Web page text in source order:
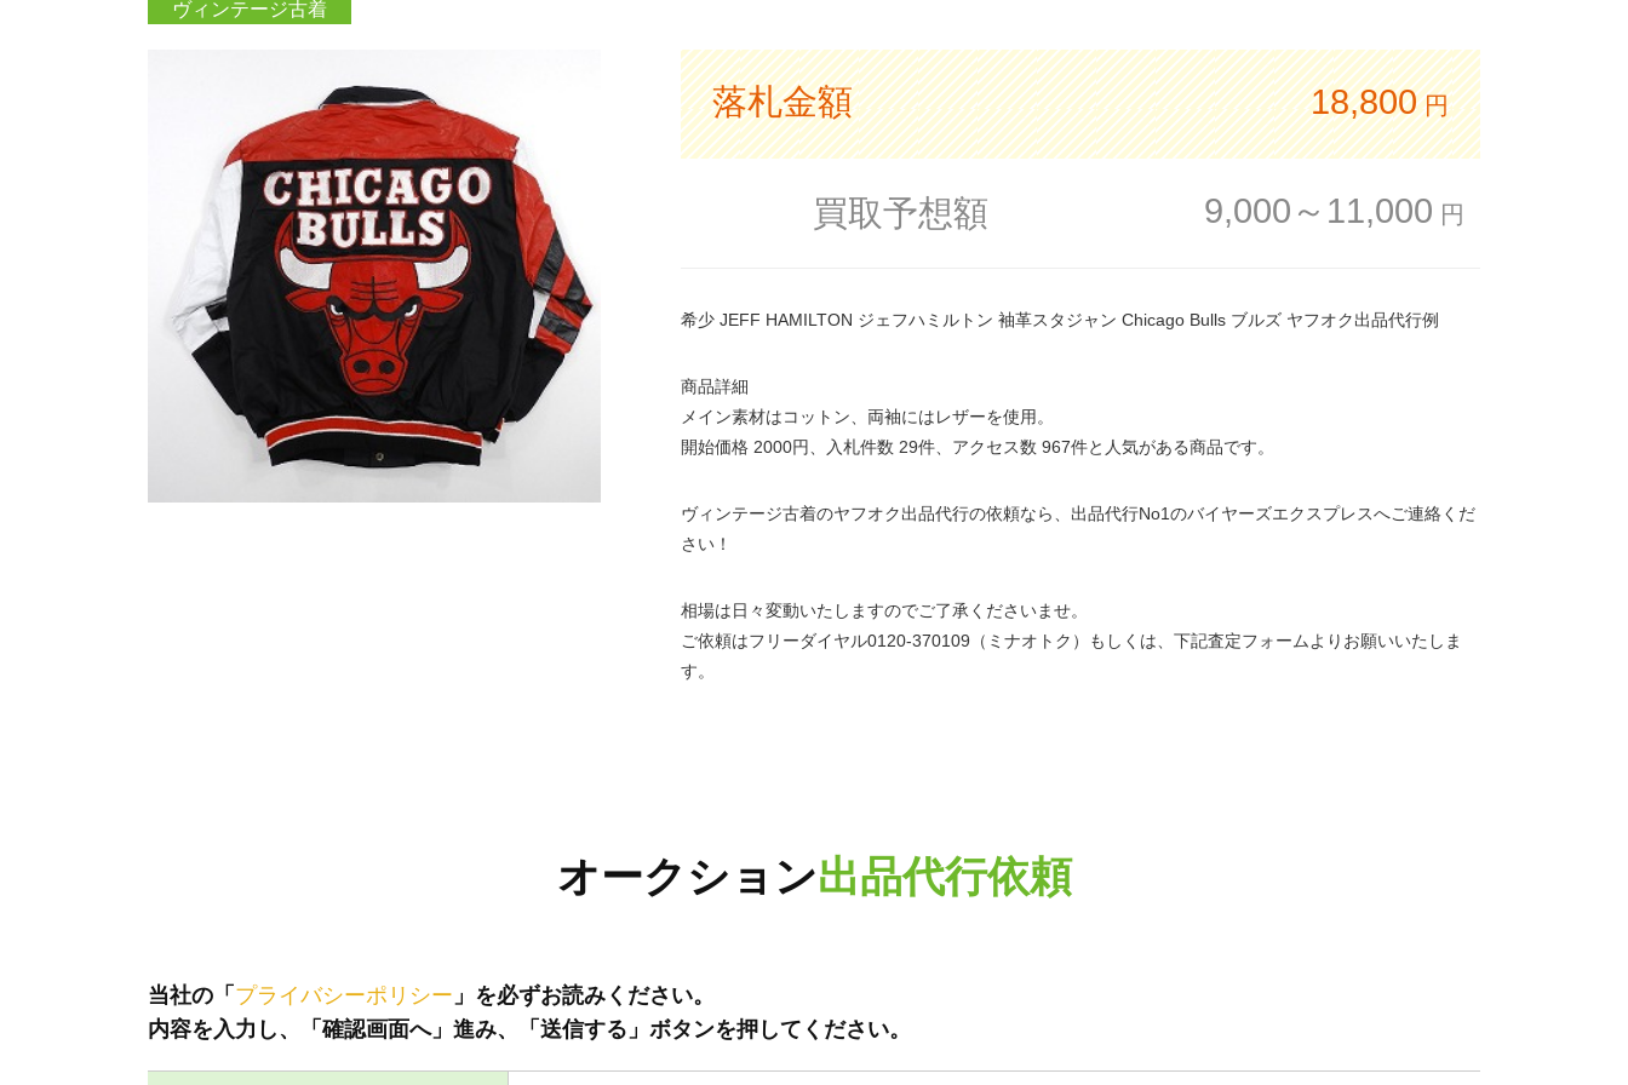
ヴィンテージ古着
落札金額 18,800 円
買取予想額 9,000～11,000 円
希少 JEFF HAMILTON ジェフハミルトン 袖革スタジャン Chicago Bulls ブルズ ヤフオク出品代行例
商品詳細
メイン素材はコットン、両袖にはレザーを使用。
開始価格 2000円、入札件数 29件、アクセス数 967件と人気がある商品です。
ヴィンテージ古着のヤフオク出品代行の依頼なら、出品代行No1のバイヤーズエクスプレスへご連絡くだ
さい！
相場は日々変動いたしますのでご了承くださいませ。
ご依頼はフリーダイヤル0120-370109（ミナオトク）もしくは、下記査定フォームよりお願いいたしま
す。
オークション出品代行依頼
当社の「 プライバシーポリシー 」を必ずお読みください。
内容を入力し、「確認画面へ」進み、「送信する」ボタンを押してください。